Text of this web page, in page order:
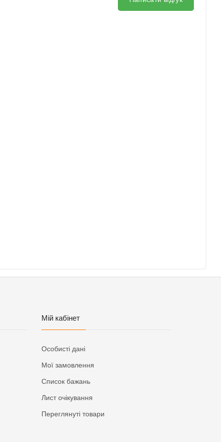
Мій кабінет
Особисті дані
Мої замовлення
Список бажань
Лист очікування
Переглянуті товари